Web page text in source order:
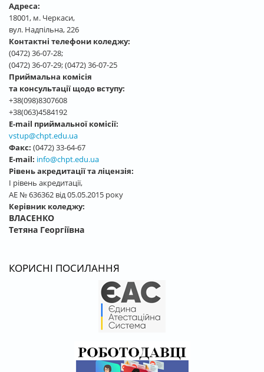
Адреса:
18001, м. Черкаси,
вул. Надпільна, 226
Контактні телефони коледжу:
(0472) 36-07-28;
(0472) 36-07-29; (0472) 36-07-25
Приймальна комісія
та консультації щодо вступу:
+38(098)8307608
+38(063)4584192
E-mail приймальної комісії:
vstup@chpt.edu.ua
Факс: (0472) 33-64-67
E-mail: info@chpt.edu.ua
Рівень акредитації та ліцензія:
І рівень акредитації,
АЕ № 636362 від 05.05.2015 року
Керівник коледжу:
ВЛАСЕНКО
Тетяна Георгіївна
КОРИСНІ ПОСИЛАННЯ